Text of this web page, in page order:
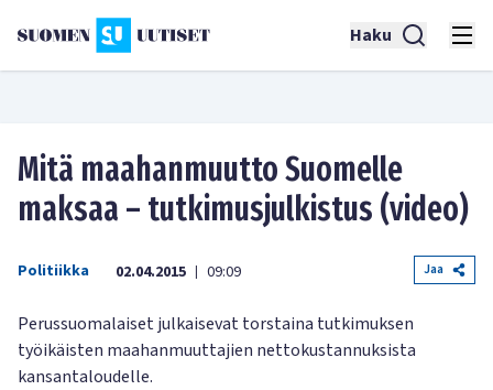
Haku
Mitä maahanmuutto Suomelle
maksaa – tutkimusjulkistus (video)
Politiikka 02.04.2015 | 09:09 Jaa
Perussuomalaiset julkaisevat torstaina tutkimuksen
työikäisten maahanmuuttajien nettokustannuksista
kansantaloudelle.